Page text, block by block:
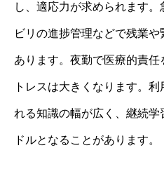
し、適応力が求められます
ビリの進捗管理などで残業
あります。夜勤で医療的責
トレスは大きくなります。
れる知識の幅が広く、継続
ドルとなることがあります。